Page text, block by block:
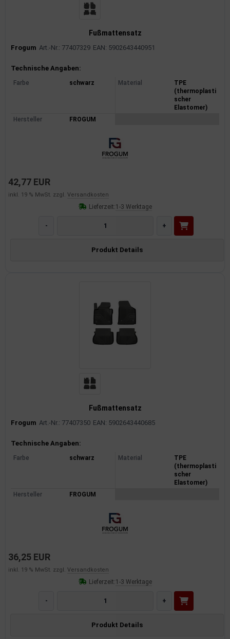
Fußmattensatz
Frogum Art.-Nr.: 77407329 EAN: 5902643440951
Produktinformationen
Technische Angaben:
Farbe schwarz Material
TPE
(thermoplasti
scher
Elastomer)
Hersteller
FROGUM
42,77 EUR
inkl. 19 % MwSt. zzgl. Versandkosten
Lieferzeit:1-3 Werktage
- +
Produkt Details
Fußmattensatz
Frogum Art.-Nr.: 77407350 EAN: 5902643440685
Produktinformationen
Technische Angaben:
Farbe schwarz Material
TPE
(thermoplasti
scher
Elastomer)
Hersteller
FROGUM
36,25 EUR
inkl. 19 % MwSt. zzgl. Versandkosten
Lieferzeit:1-3 Werktage
- +
Produkt Details